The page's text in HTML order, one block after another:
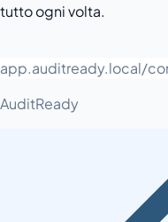
tutto ogni volta.
app.auditready.local/
AuditReady